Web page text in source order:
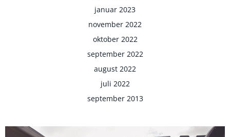
januar 2023
november 2022
oktober 2022
september 2022
august 2022
juli 2022
september 2013